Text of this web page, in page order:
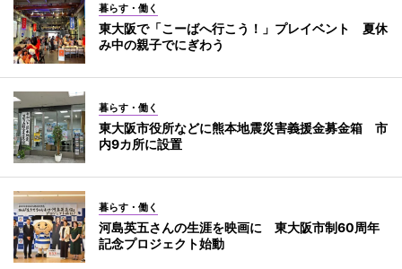
暮らす・働く
東大阪で「こーばへ行こう！」プレイベント 夏休
み中の親子でにぎわう
暮らす・働く
東大阪市役所などに熊本地震災害義援金募金箱 市
内9カ所に設置
暮らす・働く
河島英五さんの生涯を映画に 東大阪市制60周年
記念プロジェクト始動